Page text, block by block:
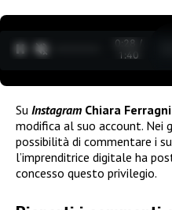
0:29 /
1:40
Su Instagram Chiara Ferragni
modifica al suo account. Nei
possibilità di commentare i
l’imprenditrice digitale ha
concesso questo privilegio.